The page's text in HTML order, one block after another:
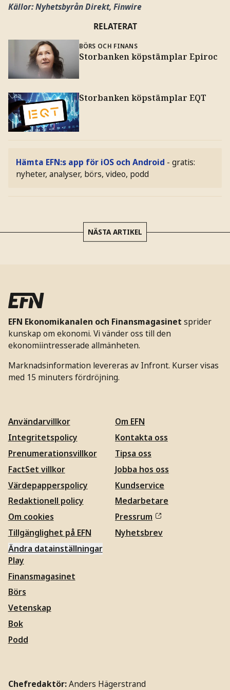
Källor: Nyhetsbyrån Direkt, Finwire
RELATERAT
BÖRS OCH FINANS
Storbanken köpstämplar Epiroc
Storbanken köpstämplar EQT
Hämta EFN:s app för iOS och Android - gratis:
nyheter, analyser, börs, video, podd
NÄSTA ARTIKEL
EFN Ekonomikanalen och Finansmagasinet sprider
kunskap om ekonomi. Vi vänder oss till den
ekonomiintresserade allmänheten.
Marknadsinformation levereras av Infront. Kurser visas
med 15 minuters fördröjning.
Användarvillkor
Integritetspolicy
Prenumerationsvillkor
FactSet villkor
Värdepapperspolicy
Redaktionell policy
Om cookies
Tillgänglighet på EFN
Ändra datainställningar
Om EFN
Kontakta oss
Tipsa oss
Jobba hos oss
Kundservice
Medarbetare
Pressrum
Nyhetsbrev
Play
Finansmagasinet
Börs
Vetenskap
Bok
Podd
Chefredaktör:Anders Hägerstrand